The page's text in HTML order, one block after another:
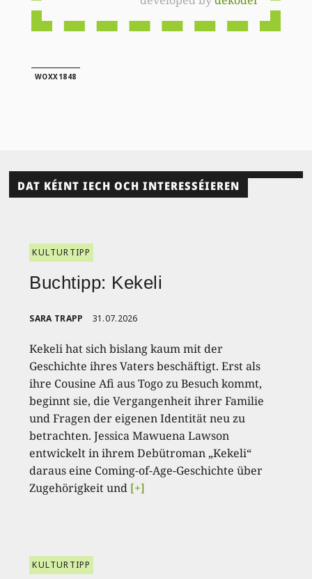
WOXX1848
DAT KÉINT IECH OCH INTERESSÉIEREN
KULTURTIPP
Buchtipp: Kekeli
SARA TRAPP 31.07.2026
Kekeli hat sich bislang kaum mit der
Geschichte ihres Vaters beschäftigt. Erst als
ihre Cousine Afi aus Togo zu Besuch kommt,
beginnt sie, die Vergangenheit ihrer Familie
und Fragen der eigenen Identität neu zu
betrachten. Jessica Mawuena Lawson
entwickelt in ihrem Debütroman „Kekeli“
daraus eine Coming-of-Age-Geschichte über
Zugehörigkeit und [+]
KULTURTIPP